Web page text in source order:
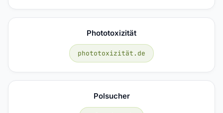
Phototoxizität
phototoxizität.de
Polsucher